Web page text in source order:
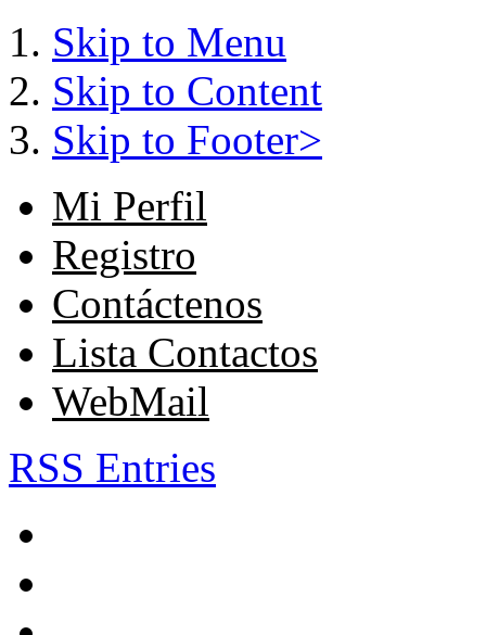
Skip to Menu
Skip to Content
Skip to Footer>
Mi Perfil
Registro
Contáctenos
Lista Contactos
WebMail
RSS Entries